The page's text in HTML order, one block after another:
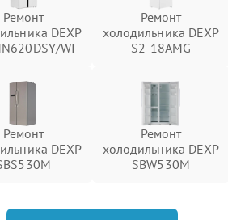
Ремонт
DEXP
WI
Ремонт
холодильника DEXP
S2-18AMG
Ремонт
DEXP
Ремонт
холодильника DEXP
SBW530M